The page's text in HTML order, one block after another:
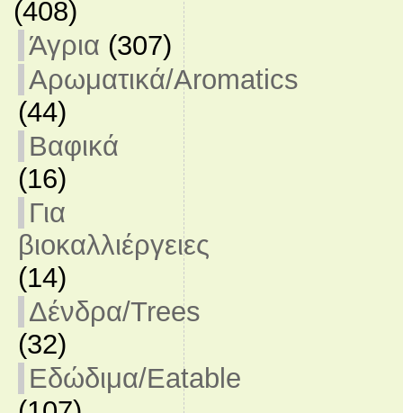
(408)
Άγρια (307)
Αρωματικά/Aromatics
(44)
Βαφικά
(16)
Για
βιοκαλλιέργειες
(14)
Δένδρα/Trees
(32)
Εδώδιμα/Eatable